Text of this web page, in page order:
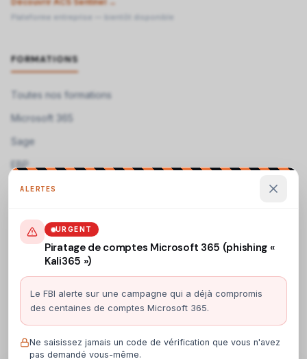
ALERTES
URGENT
Piratage de comptes Microsoft 365 (phishing «
Kali365 »)
Le FBI alerte sur une campagne qui a déjà compromis
des centaines de comptes Microsoft 365.
Ne saisissez jamais un code de vérification que vous n'avez
pas demandé vous-même.
Plateforme entreprise — bientôt disponible
FORMATIONS
Toutes nos formations
Microsoft 365
Sage
EBP
Programmes de formation téléchargeables
CONTACT
ACS Informatique
19 rue Camille Perdriau
49130 Les Ponts-de-Cé, France
Voir sur la carte →